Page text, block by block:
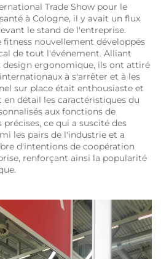
Trade Show pour le
à Cologne, il y avait un flux
le stand de l'entreprise.
fitness nouvellement développés
de tout l'événement. Alliant
ergonomique, ils ont attiré
à s'arrêter et à les
sur place était enthousiaste et
en détail les caractéristiques du
aux fonctions de
ce qui a suscité des
les pairs de l'industrie et a
d'intentions de coopération
renforçant ainsi la popularité